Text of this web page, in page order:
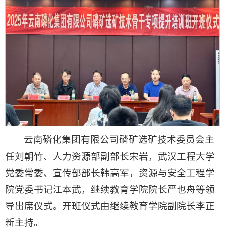
云南磷化集团有限公司磷矿选矿技术委员会主
任刘朝竹、人力资源部副部长宋岩，武汉工程大学
党委常委、宣传部部长韩高军，资源与安全工程学
院党委书记江本武，继续教育学院院长严也舟等领
导出席仪式。开班仪式由继续教育学院副院长李正
新主持。